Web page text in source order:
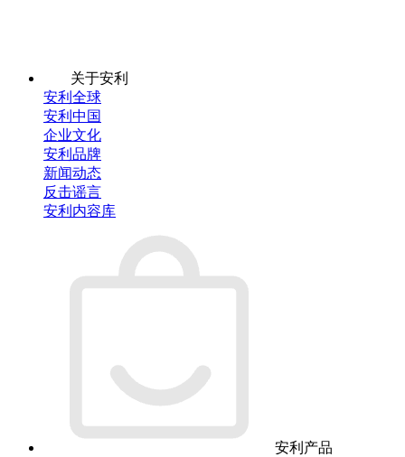
关于安利
安利全球
安利中国
企业文化
安利品牌
新闻动态
反击谣言
安利内容库
安利产品